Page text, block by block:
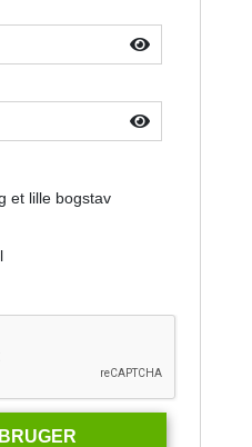
et lille bogstav